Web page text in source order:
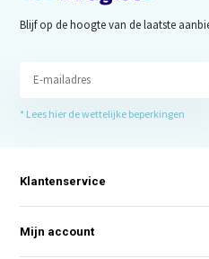
Blijf op de hoogte van de laatste
* Lees hier de wettelijke beperkingen
Klantenservice
Mijn account